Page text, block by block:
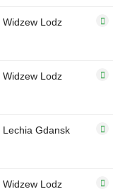
Widzew Lodz
Widzew Lodz
Lechia Gdansk
Widzew Lodz